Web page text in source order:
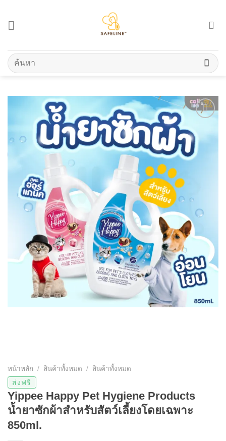
content
ค้นหา:
หน้าหลัก / สินค้าทั้งหมด / สินค้าทั้งหมด
ส่งฟรี
Yippee Happy Pet Hygiene Products
น้ำยาซักผ้าสำหรับสัตว์เลี้ยงโดยเฉพาะ
850ml.